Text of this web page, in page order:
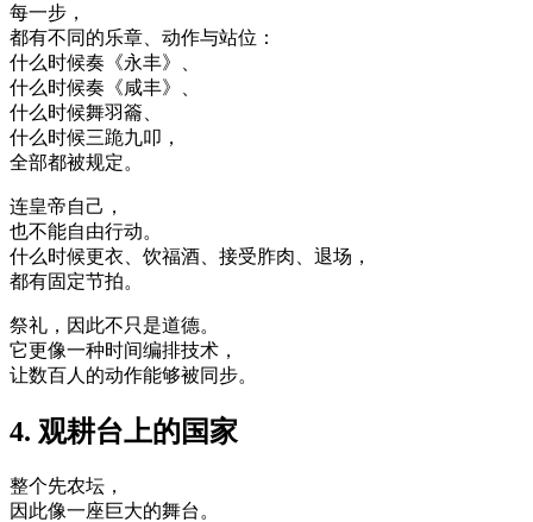
每一步，
都有不同的乐章、动作与站位：
什么时候奏《永丰》、
什么时候奏《咸丰》、
什么时候舞羽籥、
什么时候三跪九叩，
全部都被规定。
连皇帝自己，
也不能自由行动。
什么时候更衣、饮福酒、接受胙肉、退场，
都有固定节拍。
祭礼，因此不只是道德。
它更像一种时间编排技术，
让数百人的动作能够被同步。
4. 观耕台上的国家
整个先农坛，
因此像一座巨大的舞台。